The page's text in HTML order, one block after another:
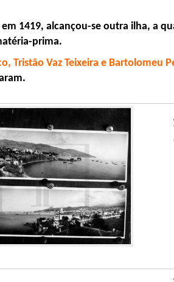
1419, alcançou-se outra ilha, a
prima.
Tristão Vaz Teixeira e Bartolomeu